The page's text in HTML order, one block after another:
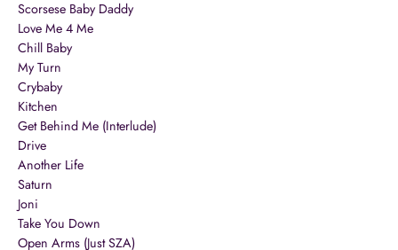
Scorsese Baby Daddy
Love Me 4 Me
Chill Baby
My Turn
Crybaby
Kitchen
Get Behind Me (Interlude)
Drive
Another Life
Saturn
Joni
Take You Down
Open Arms (Just SZA)